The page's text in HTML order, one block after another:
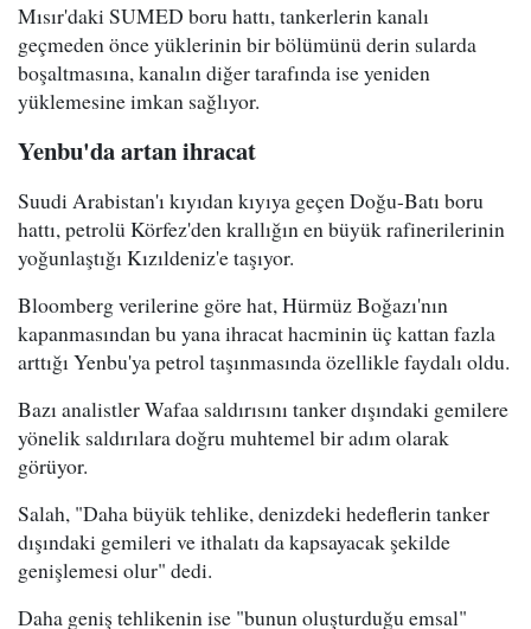
Mısır'daki SUMED boru hattı, tankerlerin kanalı
geçmeden önce yüklerinin bir bölümünü derin sularda
boşaltmasına, kanalın diğer tarafında ise yeniden
yüklemesine imkan sağlıyor.
Yenbu'da artan ihracat
Suudi Arabistan'ı kıyıdan kıyıya geçen Doğu-Batı boru
hattı, petrolü Körfez'den krallığın en büyük rafinerilerinin
yoğunlaştığı Kızıldeniz'e taşıyor.
Bloomberg verilerine göre hat, Hürmüz Boğazı'nın
kapanmasından bu yana ihracat hacminin üç kattan fazla
arttığı Yenbu'ya petrol taşınmasında özellikle faydalı oldu.
Bazı analistler Wafaa saldırısını tanker dışındaki gemilere
yönelik saldırılara doğru muhtemel bir adım olarak
görüyor.
Salah, "Daha büyük tehlike, denizdeki hedeflerin tanker
dışındaki gemileri ve ithalatı da kapsayacak şekilde
genişlemesi olur" dedi.
Daha geniş tehlikenin ise "bunun oluşturduğu emsal"